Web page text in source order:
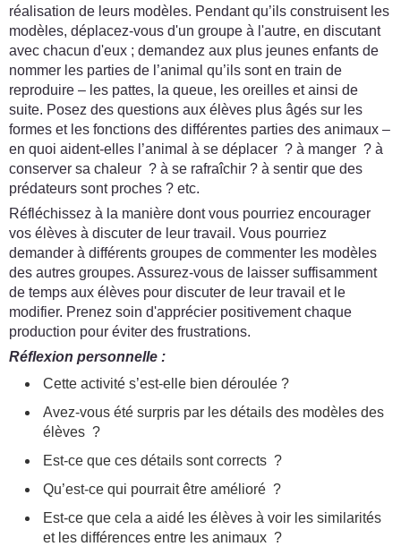
réalisation de leurs modèles. Pendant qu’ils construisent les
modèles, déplacez-vous d'un groupe à l'autre, en discutant
avec chacun d'eux ; demandez aux plus jeunes enfants de
nommer les parties de l’animal qu’ils sont en train de
reproduire – les pattes, la queue, les oreilles et ainsi de
suite. Posez des questions aux élèves plus âgés sur les
formes et les fonctions des différentes parties des animaux –
en quoi aident-elles l’animal à se déplacer ? à manger ? à
conserver sa chaleur ? à se rafraîchir ? à sentir que des
prédateurs sont proches ? etc.
Réfléchissez à la manière dont vous pourriez encourager
vos élèves à discuter de leur travail. Vous pourriez
demander à différents groupes de commenter les modèles
des autres groupes. Assurez-vous de laisser suffisamment
de temps aux élèves pour discuter de leur travail et le
modifier. Prenez soin d'apprécier positivement chaque
production pour éviter des frustrations.
Réflexion personnelle :
Cette activité s’est-elle bien déroulée ?
Avez-vous été surpris par les détails des modèles des
élèves ?
Est-ce que ces détails sont corrects ?
Qu’est-ce qui pourrait être amélioré ?
Est-ce que cela a aidé les élèves à voir les similarités
et les différences entre les animaux ?